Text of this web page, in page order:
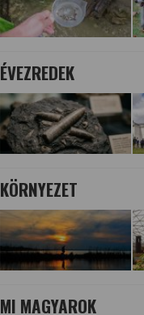
ÉVEZREDEK
KÖRNYEZET
MI MAGYAROK